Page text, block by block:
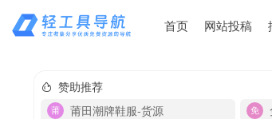
首页 网站投稿
赞助推荐
莆田潮牌鞋服-货源